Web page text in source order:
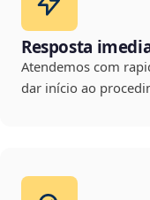
Resposta
Atendemos com
dar início ao